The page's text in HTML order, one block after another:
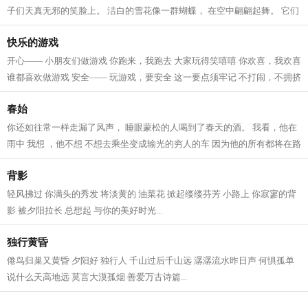
子们天真无邪的笑脸上。 洁白的雪花像一群蝴蝶， 在空中翩翩起舞。 它们
是调皮捣蛋的小精灵， 把汽车藏...
快乐的游戏
开心—— 小朋友们做游戏 你跑来，我跑去 大家玩得笑嘻嘻 你欢喜，我欢喜
谁都喜欢做游戏 安全—— 玩游戏，要安全 这一要点须牢记 不打闹，不拥挤
人身安全须铭记 智慧—— 玩游...
春始
你还如往常一样走漏了风声， 睡眼蒙松的人喝到了春天的酒。 我看，他在
雨中 我想 ，他不想 不想去乘坐变成输光的穷人的车 因为他的所有都将在路
途中逝去 如少年春光，一生乍泄一...
背影
轻风拂过 你满头的秀发 将淡黄的 油菜花 掀起缕缕芬芳 小路上 你寂寥的背
影 被夕阳拉长 总想起 与你的美好时光...
独行黄昏
倦鸟归巢又黄昏 夕阳好 独行人 千山过后千山远 潺潺流水昨日声 何惧孤单
说什么天高地远 莫言大漠孤烟 善爱万古诗篇...